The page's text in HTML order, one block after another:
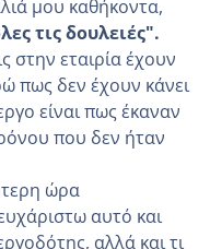
μου καθήκοντα,
τις δουλειές".
στην εταιρία έχουν
πως δεν έχουν κάνει
είναι πως έκαναν
που δεν ήταν
ώρα
αυτό και
αλλά και τι